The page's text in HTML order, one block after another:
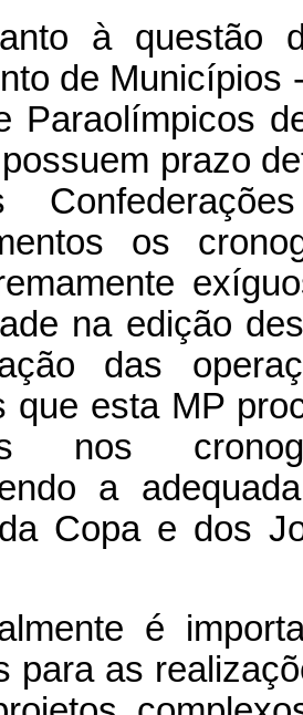
à questão
de Municípios
Paraolímpicos
prazo
os
na edição
das
que esta MP
nos
a
Copa e dos
é
para as